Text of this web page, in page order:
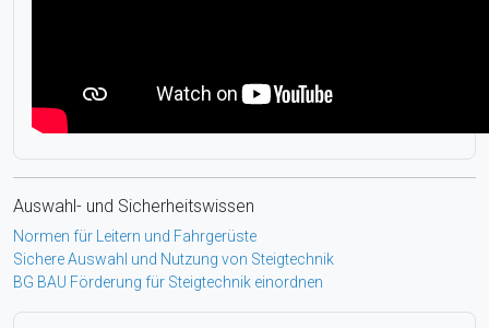
Auswahl- und Sicherheitswissen
Normen für Leitern und Fahrgerüste
Sichere Auswahl und Nutzung von Steigtechnik
BG BAU Förderung für Steigtechnik einordnen